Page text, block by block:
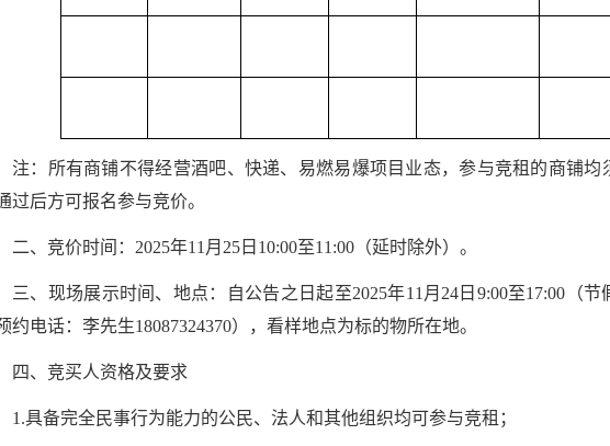
注：所有商铺不得经营酒吧、快递、易燃易爆项目业态，参与竞租的商铺
过后方可报名参与竞价。
二、竞价时间：2025年11月25日10:00至11:00（延时除外）。
三、现场展示时间、地点：自公告之日起至2025年11月24日9:00至17:00（
约电话：李先生18087324370），看样地点为标的物所在地。
四、竞买人资格及要求
1.具备完全民事行为能力的公民、法人和其他组织均可参与竞租；